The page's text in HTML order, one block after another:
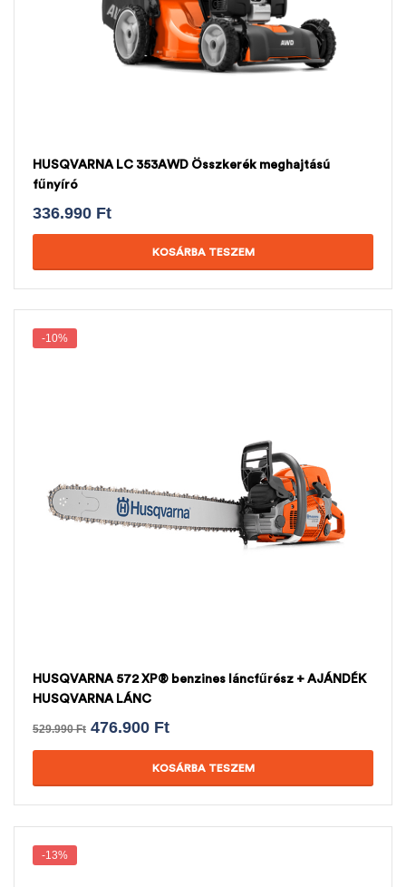
HUSQVARNA LC 353AWD Összkerék meghajtású
fűnyíró
336.990 Ft
KOSÁRBA TESZEM
-10%
HUSQVARNA 572 XP® benzines láncfűrész + AJÁNDÉK
HUSQVARNA LÁNC
529.990Ft 476.900 Ft
KOSÁRBA TESZEM
-13%